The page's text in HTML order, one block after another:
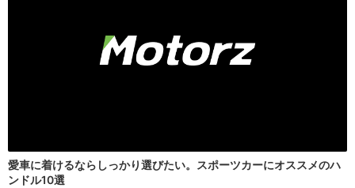
愛車に着けるならしっかり選びたい。スポーツカーにオススメのハ
ンドル10選